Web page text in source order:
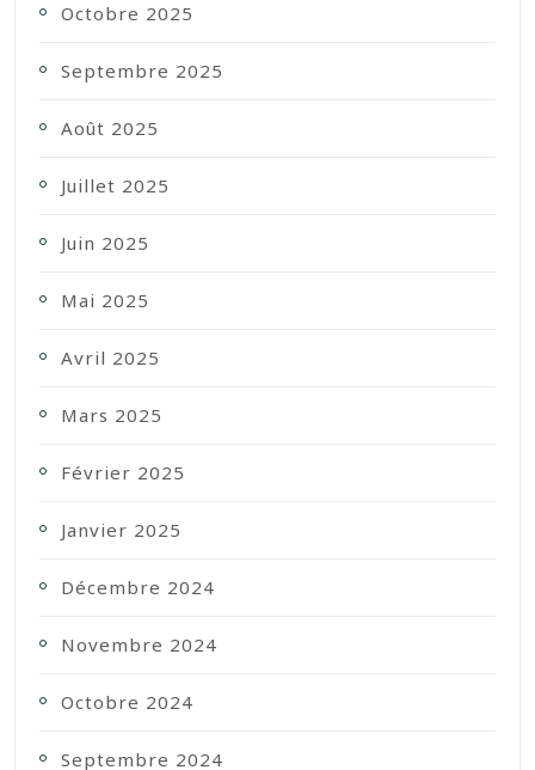
Octobre 2025
Septembre 2025
Août 2025
Juillet 2025
Juin 2025
Mai 2025
Avril 2025
Mars 2025
Février 2025
Janvier 2025
Décembre 2024
Novembre 2024
Octobre 2024
Septembre 2024